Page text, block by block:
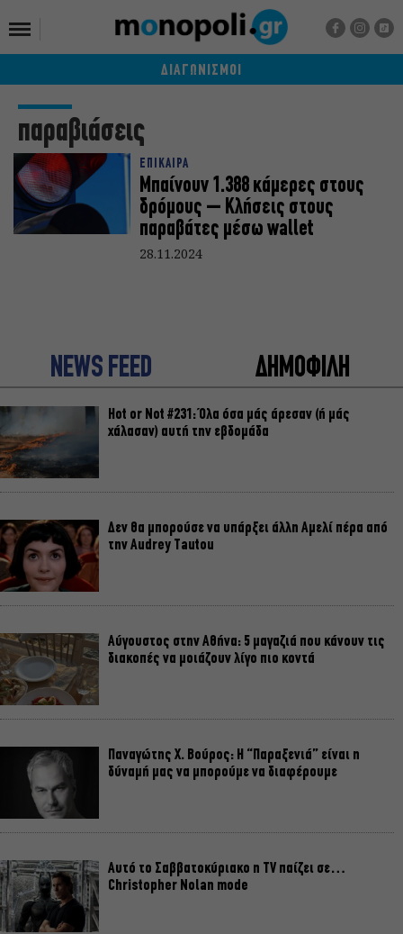
ΔΙΑΓΩΝΙΣΜΟΙ
παραβιάσεις
ΕΠΙΚΑΙΡΑ
Μπαίνουν 1.388 κάμερες στους
δρόμους – Κλήσεις στους
παραβάτες μέσω wallet
28.11.2024
NEWS FEED ΔΗΜΟΦΙΛΗ
Hot or Not #231: Όλα όσα μάς άρεσαν (ή μάς
χάλασαν) αυτή την εβδομάδα
Δεν θα μπορούσε να υπάρξει άλλη Αμελί πέρα από
την Audrey Tautou
Αύγουστος στην Αθήνα: 5 μαγαζιά που κάνουν τις
διακοπές να μοιάζουν λίγο πιο κοντά
Παναγώτης Χ. Βούρος: Η “Παραξενιά” είναι η
δύναμή μας να μπορούμε να διαφέρουμε
Αυτό το Σαββατοκύριακο η TV παίζει σε…
Christopher Nolan mode